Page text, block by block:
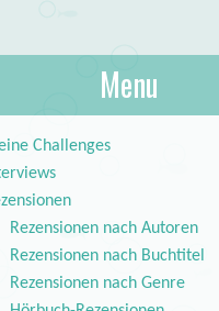
lilstar.de
Menu
Challenges
Rezensionen nach Autoren
Rezensionen nach Buchtitel
Rezensionen nach Genre